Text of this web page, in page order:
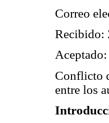
Correo
Recibido:
Conflicto
entre los